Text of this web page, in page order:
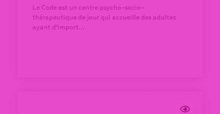
Le Code est un centre psycho-socio-
thérapeutique de jour qui accueille des adultes
ayant d'import...